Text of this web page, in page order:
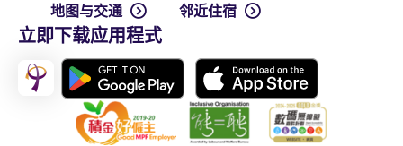
地图与交通 邻近住宿
立即下载应用程式